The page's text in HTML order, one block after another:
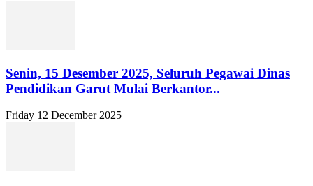
Senin, 15 Desember 2025, Seluruh Pegawai Dinas
Pendidikan Garut Mulai Berkantor...
Friday 12 December 2025